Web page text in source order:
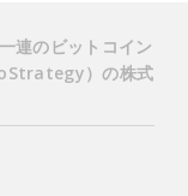
連のビットコイン
）の株式